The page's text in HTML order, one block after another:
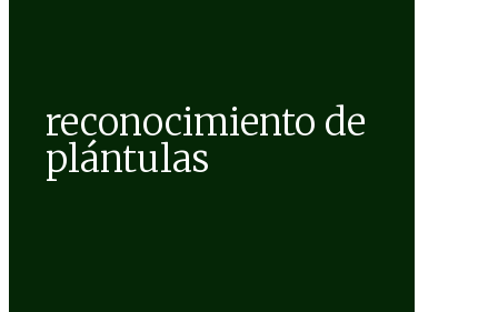
reconocimiento de
plántulas